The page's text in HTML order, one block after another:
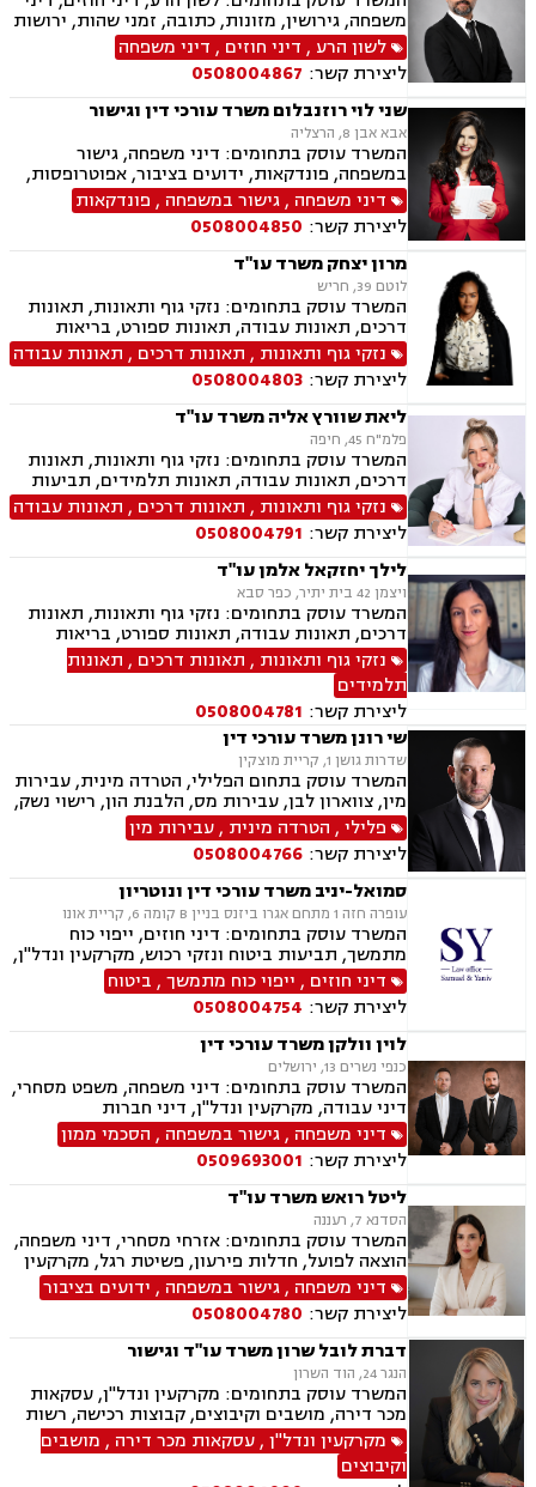
משפחה, גירושין, מזונות, כתובה, זמני שהות, ירושות
וצוואת, הסכמי ממון, ייפוי כוח מתמשך, חלוקת רכוש,
ידועים בציבור, אפוטרופסות, צווי הרחקה, הגנת
הפרטיות, פינוי מושכר, מקרקעין ונדל"ן, עסקאות
מכר דירה.
לשון הרע , דיני חוזים , דיני משפחה
ליצירת קשר: 0508004867
שני לוי רוזנבלום משרד עורכי דין וגישור
אבא אבן 8, הרצליה
המשרד עוסק בתחומים: דיני משפחה, גישור
במשפחה, פונדקאות, ידועים בציבור, אפוטרופסות,
הסכמי ממון, אבהות, מזונות, משמורת, גירושין,
הורות חד מינית, נישואים אזרחיים, חוק הנוער,
אימוץ, חלוקת רכוש, מעמד אישי, תיאום הורי, חטיפת
ילדים, זמני שהות (החזקת ילדים), אומנה, ניכור הורי,
עסקאות מתנה.
דיני משפחה ,גישור במשפחה , פונדקאות
ליצירת קשר: 0508004850
מרון יצחק משרד עו"ד
לוטם 39, חריש
המשרד עוסק בתחומים: נזקי גוף ותאונות, תאונות
דרכים, תאונות עבודה, תאונות ספורט, בריאות
הנפש, אובדן כושר עבודה תאונות תלמידים, תאונות
עקב רשלנות, רשלנות רפואית, רשלנות רפואית הריון
ולידה, רשלנות רפואית רפואת שיניים
נזקי גוף ותאונות , תאונות דרכים , תאונות עבודה
ליצירת קשר: 0508004803
ליאת שוורץ אליה משרד עו"ד
פלמ"ח 45, חיפה
המשרד עוסק בתחומים: נזקי גוף ותאונות, תאונות
דרכים, תאונות עבודה, תאונות תלמידים, תביעות
ביטוח, תביעות ביטוח לאומי, ייפוי כוח מתמשך,
גישור.
נזקי גוף ותאונות , תאונות דרכים , תאונות עבודה
ליצירת קשר: 0508004791
לילך יחזקאל אלמן עו"ד
ויצמן 42 בית יתיר, כפר סבא
המשרד עוסק בתחומים: נזקי גוף ותאונות, תאונות
דרכים, תאונות עבודה, תאונות ספורט, בריאות
הנפש, אובדן כושר עבודה, תאונות תלמידים, תאונות
עקב רשלנות, ביטוח לאומי, ייפוי כוח מתמשך,
ירושות וצוואת
נזקי גוף ותאונות , תאונות דרכים , תאונות
תלמידים
ליצירת קשר: 0508004781
שי רונן משרד עורכי דין
שדרות גושן 1, קריית מוצקין
המשרד עוסק בתחום הפלילי, הטרדה מינית, עבירות
מין, צווארון לבן, עבירות מס, הלבנת הון, רישוי נשק,
ייצוג קטינים, אלימות במשפחה, עבירות סמים, ועדת
שחרורים, עבירות סייבר, סירוב ויזה לארה"ב, מחיקת
רישום פלילי הסגרה ופשיעה בינלאומית, נפגעי
עבירה.
פלילי, הטרדה מינית ,עבירות מין
ליצירת קשר: 0508004766
סמואל-יניב משרד עורכי דין ונוטריון
עופרה חזה 1 מתחם אגרו ביזנס בניין B קומה 6, קריית אונו
המשרד עוסק בתחומים: דיני חוזים, ייפוי כוח
מתמשך, תביעות ביטוח ונזקי רכוש, מקרקעין ונדל"ן,
תמ"א 38, לשון הרע, ירושות וצוואות, מושבים
וקיבוצים, קבוצות רכישה, ליקוי בניה, פינוי בינוי,
פינוי מושכר, עסקאות מכר דירה, מגרשים לבניה,
נחלות ומשקים במושבים, רשות מקרקעי ישראל,
העברה בין דורית, בן ממשיך, נזקי גוף ותאונות,
תאונות דרכים, תאונות עבודה, תאונות תלמידים,
אובדן כושר עבודה, תאונות עקב רשלנות.
דיני חוזים , ייפוי כוח מתמשך, ביטוח
ליצירת קשר: 0508004754
לוין וולקן משרד עורכי דין
כנפי נשרים 13, ירושלים
המשרד עוסק בתחומים: דיני משפחה, משפט מסחרי,
דיני עבודה, מקרקעין ונדל"ן, דיני חברות
דיני משפחה ,גישור במשפחה , הסכמי ממון
ליצירת קשר: 0509693001
ליטל רואש משרד עו"ד
הסדנא 7, רעננה
המשרד עוסק בתחומים: אזרחי מסחרי, דיני משפחה,
הוצאה לפועל, חדלות פירעון, פשיטת רגל, מקרקעין
ונדל"ן, ייפוי כוח מתמשך, צבא ומשרד הביטחון,
ביטוח לאומי.
דיני משפחה ,גישור במשפחה , ידועים בציבור
ליצירת קשר: 0508004780
דברת לובל שרון משרד עו"ד וגישור
הנגר 24, הוד השרון
המשרד עוסק בתחומים: מקרקעין ונדל"ן, עסקאות
מכר דירה, מושבים וקיבוצים, קבוצות רכישה, רשות
מקרקעי ישראל, בתים משותפים, מיסוי נדלן, ייפוי
כוח מתמשך, ירושות וצוואות, גישור, הסכמי ממון,
העברה בין דורית.
מקרקעין ונדל"ן,עסקאות מכר דירה , מושבים
וקיבוצים